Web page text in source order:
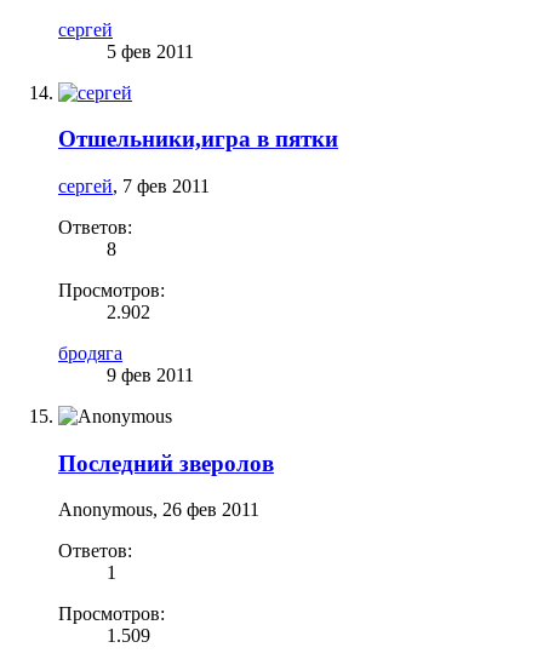
сергей
5 фев 2011
Отшельники,игра в пятки
сергей, 7 фев 2011
Ответов:
8
Просмотров:
2.902
бродяга
9 фев 2011
Последний зверолов
Anonymous, 26 фев 2011
Ответов:
1
Просмотров:
1.509